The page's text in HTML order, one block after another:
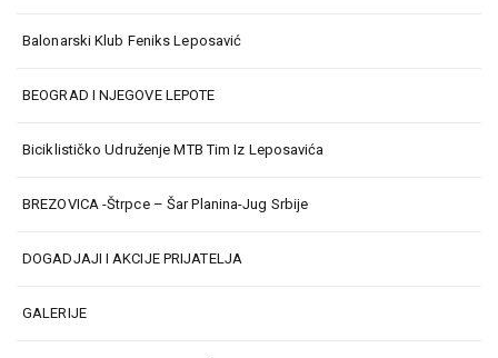
Balonarski Klub Feniks Leposavić
BEOGRAD I NJEGOVE LEPOTE
Biciklističko Udruženje MTB Tim Iz Leposavića
BREZOVICA -Štrpce – Šar Planina-Jug Srbije
DOGADJAJI I AKCIJE PRIJATELJA
GALERIJE